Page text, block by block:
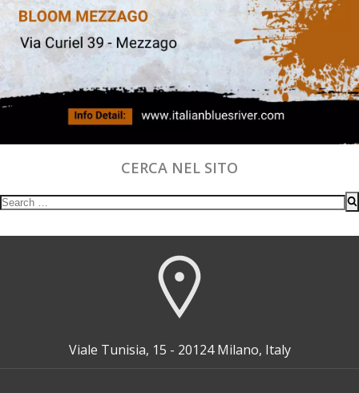
CERCA NEL SITO
Search
Viale Tunisia, 15 - 20124 Milano, Italy